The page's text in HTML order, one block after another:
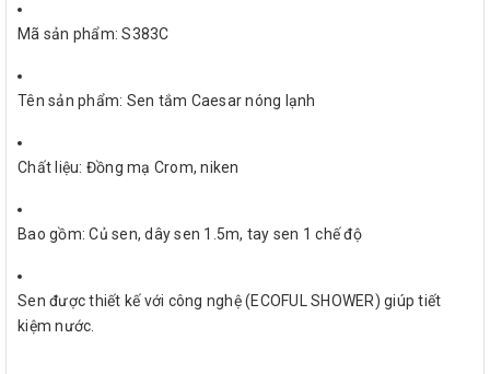
Mã sản phẩm: S383C
Tên sản phẩm: Sen tắm Caesar nóng lạnh
Chất liệu: Đồng mạ Crom, niken
Bao gồm: Củ sen, dây sen 1.5m, tay sen 1 chế độ
Sen được thiết kế với công nghệ (ECOFUL SHOWER) giúp tiết
kiệm nước.